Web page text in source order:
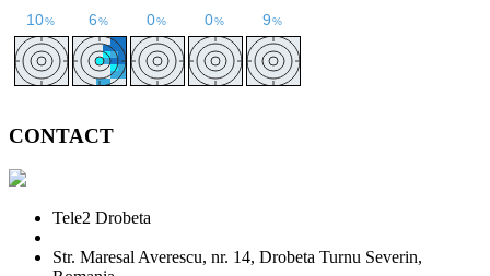
CONTACT
Tele2 Drobeta
Str. Maresal Averescu, nr. 14, Drobeta Turnu Severin,